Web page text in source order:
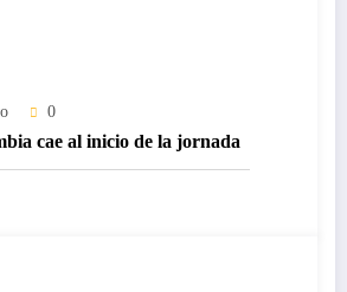
0
cae al inicio de la jornada